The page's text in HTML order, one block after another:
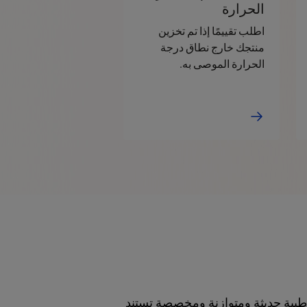
الحرارة
اطلب تقييمًا إذا تم تخزين
منتجك خارج نطاق درجة
الحرارة الموصى به.
حديثة ومتوازنة ومخصصة تستند